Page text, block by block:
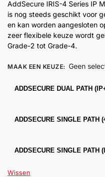
Branddetectie
Inbraakbeveiliging
AddSecure IRIS-4 Series IP
is nog steeds geschikt voor
en kan worden aangesloten
zeer flexibele keuze wordt
Grade-2 tot Grade-4.
MAAK EEN KEUZE: Geen
ADDSECURE DUAL PATH
ADDSECURE SINGLE PATH
ADDSECURE SINGLE PATH
Wissen